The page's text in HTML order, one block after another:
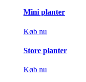
Mini planter
Køb nu
Store planter
Køb nu